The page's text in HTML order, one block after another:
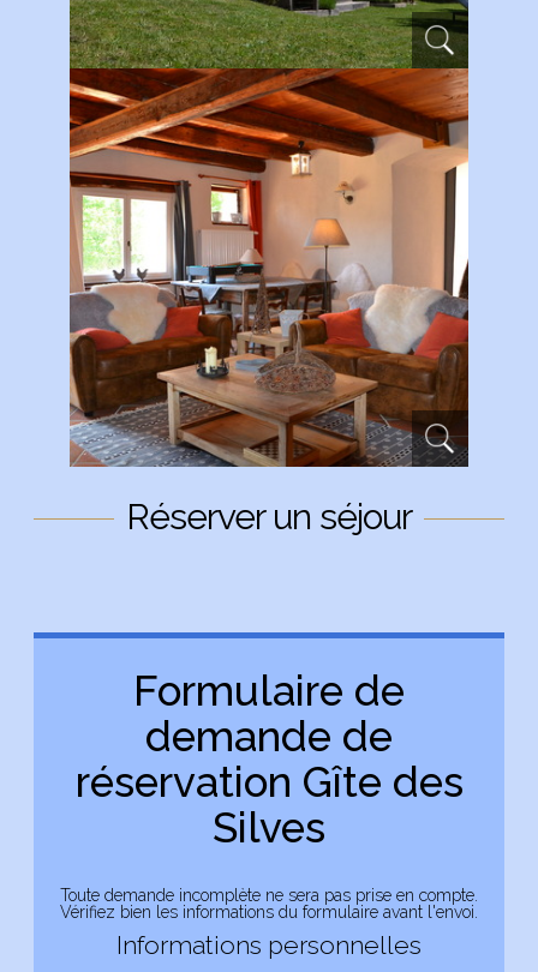
Réserver un séjour
Formulaire de
demande de
réservation Gîte des
Silves
Toute demande incomplète ne sera pas prise en compte.
Vérifiez bien les informations du formulaire avant l'envoi.
Informations personnelles